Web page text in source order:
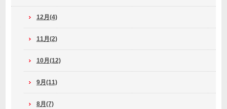
12月(4)
11月(2)
10月(12)
9月(11)
8月(7)